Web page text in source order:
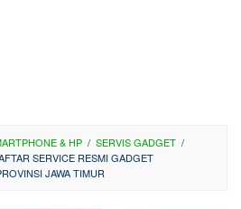
& HP / SERVIS GADGET /
SERVICE RESMI GADGET
JAWA TIMUR